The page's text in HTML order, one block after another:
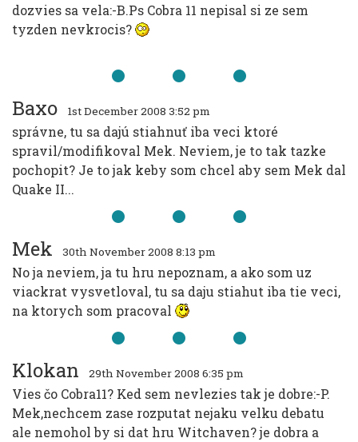
dozvies sa vela:-B.Ps Cobra 11 nepisal si ze sem
tyzden nevkrocis?
Baxo 1st December 2008 3:52 pm
správne, tu sa dajú stiahnuť iba veci ktoré
spravil/modifikoval Mek. Neviem, je to tak tazke
pochopit? Je to jak keby som chcel aby sem Mek dal
Quake II...
Mek 30th November 2008 8:13 pm
No ja neviem, ja tu hru nepoznam, a ako som uz
viackrat vysvetloval, tu sa daju stiahut iba tie veci,
na ktorych som pracoval
Klokan 29th November 2008 6:35 pm
Vies čo Cobra11? Ked sem nevlezies tak je dobre:-P.
Mek,nechcem zase rozputat nejaku velku debatu
ale nemohol by si dat hru Witchaven? je dobra a